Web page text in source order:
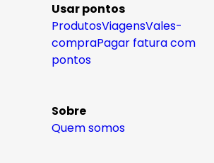
Usar pontos
ProdutosViagensVales-
compraPagar fatura com
pontos
Sobre
Quem somos